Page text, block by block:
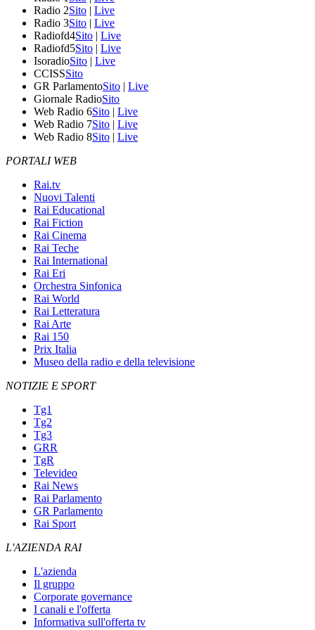
Radio 2Sito | Live
Radio 3Sito | Live
Radiofd4Sito | Live
Radiofd5Sito | Live
IsoradioSito | Live
CCISSSito
GR ParlamentoSito | Live
Giornale RadioSito
Web Radio 6Sito | Live
Web Radio 7Sito | Live
Web Radio 8Sito | Live
PORTALI WEB
Rai.tv
Nuovi Talenti
Rai Educational
Rai Fiction
Rai Cinema
Rai Teche
Rai International
Rai Eri
Orchestra Sinfonica
Rai World
Rai Letteratura
Rai Arte
Rai 150
Prix Italia
Museo della radio e della televisione
NOTIZIE E SPORT
Tg1
Tg2
Tg3
GRR
TgR
Televideo
Rai News
Rai Parlamento
GR Parlamento
Rai Sport
L'AZIENDA RAI
L'azienda
Il gruppo
Corporate governance
I canali e l'offerta
Informativa sull'offerta tv